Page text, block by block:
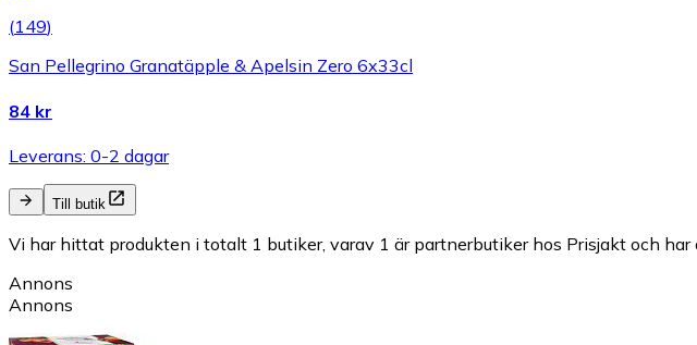
(149)
San Pellegrino Granatäpple & Apelsin Zero 6x33cl
84 kr
Leverans: 0-2 dagar
Till butik
Vi har hittat produkten i totalt 1 butiker, varav 1 är partnerbutiker hos Prisjakt och
Annons
Annons